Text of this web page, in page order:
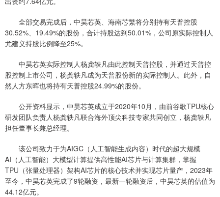
全部交易完成后，中昊芯英、海南芯繁将分别持有天普控股
30.52%、19.49%的股份，合计持股达到50.01%，公司原实际控制人
尤建义持股比例降至25%。
中昊芯英实际控制人杨龚轶凡由此控制天普控股，并通过天普控
股控制上市公司，杨龚轶凡成为天普股份新的实际控制人。此外，自
然人方东晖也将持有天普控股24.99%的股份。
公开资料显示，中昊芯英成立于2020年10月，由前谷歌TPU核心
研发团队负责人杨龚轶凡联合海外顶尖科技专家共同创立，杨龚轶凡
担任董事长兼总经理。
该公司致力于为AIGC（人工智能生成内容）时代的超大规模
AI（人工智能）大模型计算提供高性能AI芯片与计算集群，掌握
TPU（张量处理器）架构AI芯片的核心技术并实现芯片量产，2023年
至今，中昊芯英完成了9轮融资，最新一轮融资后，中昊芯英的估值为
44.12亿元。